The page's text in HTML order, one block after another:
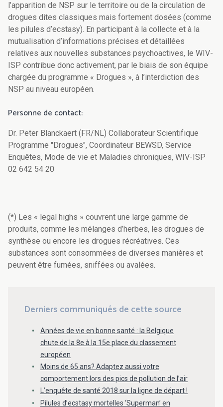
l’apparition de NSP sur le territoire ou de la circulation de
drogues dites classiques mais fortement dosées (comme
les pilules d’ecstasy). En participant à la collecte et à la
mutualisation d’informations précises et détaillées
relatives aux nouvelles substances psychoactives, le WIV-
ISP contribue donc activement, par le biais de son équipe
chargée du programme « Drogues », à l’interdiction des
NSP au niveau européen.
Personne de contact:
Dr. Peter Blanckaert (FR/NL) Collaborateur Scientifique
Programme "Drogues", Coordinateur BEWSD, Service
Enquêtes, Mode de vie et Maladies chroniques, WIV-ISP
02 642 54 20
(*) Les « legal highs » couvrent une large gamme de
produits, comme les mélanges d’herbes, les drogues de
synthèse ou encore les drogues récréatives. Ces
substances sont consommées de diverses manières et
peuvent être fumées, sniffées ou avalées.
Derniers communiqués de cette source
Années de vie en bonne santé : la Belgique
chute de la 8e à la 15e place du classement
européen
Moins de 65 ans? Adaptez aussi votre
comportement lors des pics de pollution de l’air
L’enquête de santé 2018 sur la ligne de départ !
Pilules d’ecstasy mortelles ‘Superman’ en